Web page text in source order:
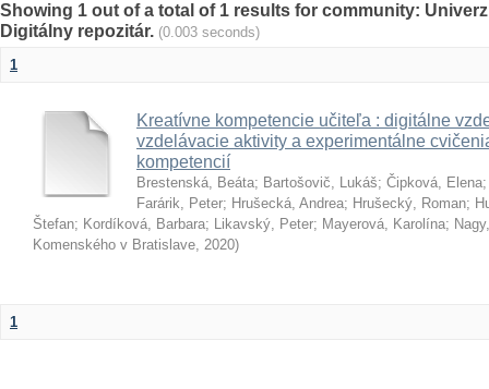
Showing 1 out of a total of 1 results for community:
Digitálny repozitár. (0.003 seconds)
1
Kreatívne kompetencie učiteľa : digitálne
vzdelávacie aktivity a experimentálne
kompetencií
Brestenská, Beáta; Bartošovič, Lukáš; Čipková, Elena
Farárik, Peter; Hrušecká, Andrea; Hrušecký, Roman;
Štefan; Kordíková, Barbara; Likavský, Peter; Mayerová, Karolína;
Komenského v Bratislave, 2020)
1